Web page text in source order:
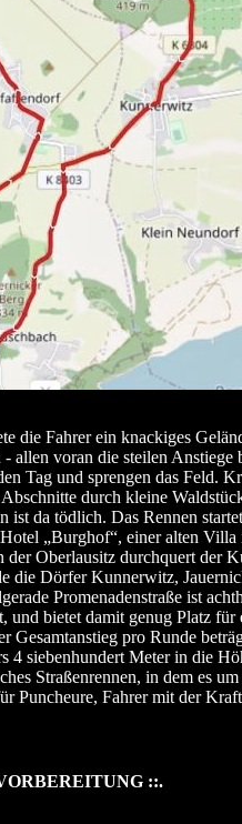
die Fahrer ein knackiges
allen voran die steilen Anstiege
Tag und sprengen das Feld.
durch kleine
ist da tödlich. Das Rennen
„Burghof“, einer alten Villa
Oberlausitz durchquert der
die Dörfer Kunnerwitz,
Promenadenstraße ist
und bietet damit genug Platz für
Gesamtanstieg pro Runde
4 siebenhundert Meter in die
Straßenrennen, in dem es
Puncheure, Fahrer mit der
::.